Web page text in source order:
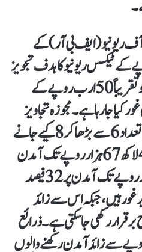
ریونیو (ایف بی آر)کے
کے ٹیکس ریونیو کا ہدف تجویز
تقریباً 50 ارب روپے کے
کیا جا رہا ہے۔مجوزہ تجاویز
کر 8
کیے جانے
4 لاکھ 67 ہزار روپے تک آمدن
5 لاکھ 83 ہزار روپے تک آمدن پر 32 فیصد
غور ہیں، جبکہ اس سے زائد
رکھی جا سکتی ہے۔ذرائع
سے زائد آمدن رکھنے والوں